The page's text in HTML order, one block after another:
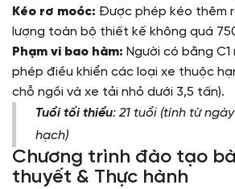
Kéo rơ moóc: Được phép kéo thêm
lượng toàn bộ thiết kế không quá
Phạm vi bao hàm: Người có bằng
phép điều khiển các loại xe thuộc
chỗ ngồi và xe tải nhỏ dưới 3,5 tấn).
Tuổi tối thiểu: 21 tuổi (tính từ
hạch)
Chương trình đào tạo
thuyết & Thực hành